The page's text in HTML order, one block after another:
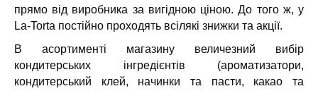
прямо від виробника за вигідною ціною. До того ж, у
La-Torta постійно проходять всілякі знижки та акції.
В асортименті магазину величезний вибір
кондитерських інгредієнтів (ароматизатори,
кондитерський клей, начинки та пасти, какао та